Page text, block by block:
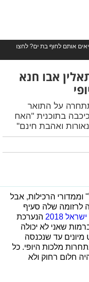
אותם לחוף בת ים? לחצו
אבו חנא
תתחרה על התואר
בתוכנית "האח
ואהבת חינם"
הרכילות, אבל
לרזומה שלה סעיף
2018
הנערכת
שאני לא יכולה
עד שנכנסה
מלכות היופי. כל
חלום רחוק ולא